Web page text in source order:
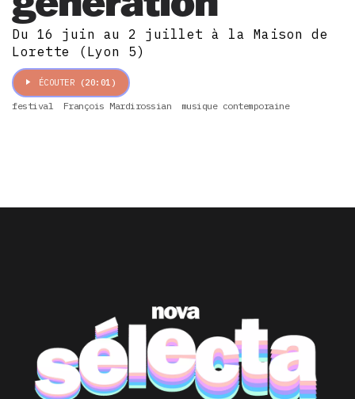
Du 16 juin au 2 juillet à la Maison de
Lorette (Lyon 5)
ÉCOUTER (20:01)
festival François Mardirossian musique contemporaine